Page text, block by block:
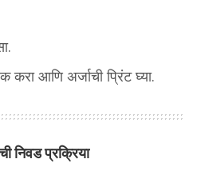
आणि अर्जाची प्रिंट घ्या.
निवड प्रक्रिया